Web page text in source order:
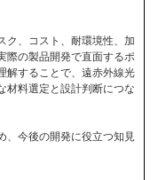
ク、コスト、耐環境性、加
際の製品開発で直面するポ
解することで、遠赤外線光
材料選定と設計判断につな
、今後の開発に役立つ知見